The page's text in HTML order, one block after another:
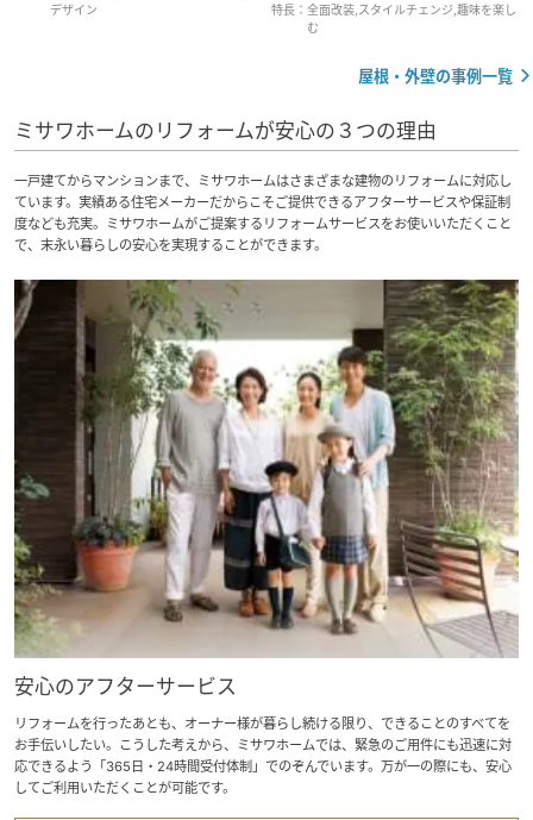
屋根・外壁の事例一覧
デザイン
特長： 全面改装,スタイルチェンジ,趣味を楽し
む
ミサワホームのリフォームが安心の３つの理由
一戸建てからマンションまで、ミサワホームはさまざまな建物のリフォームに対応し
ています。実績ある住宅メーカーだからこそご提供できるアフターサービスや保証制
度なども充実。ミサワホームがご提案するリフォームサービスをお使いいただくこと
で、末永い暮らしの安心を実現することができます。
安心のアフターサービス
リフォームを行ったあとも、オーナー様が暮らし続ける限り、できることのすべてを
お手伝いしたい。こうした考えから、ミサワホームでは、緊急のご用件にも迅速に対
応できるよう「365日・24時間受付体制」でのぞんでいます。万が一の際にも、安心
してご利用いただくことが可能です。